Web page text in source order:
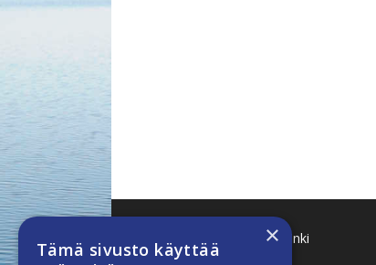
Käenkuja 8 A 47 00500 Helsinki
www.finnboat.fi
×
Tämä sivusto käyttää